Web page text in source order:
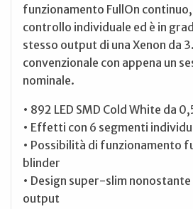
funzionamento FullOn continuo,
controllo individuale ed è in
stesso output di una Xenon da
convenzionale con appena un
nominale.
• 892 LED SMD Cold White da
• Effetti con 6 segmenti
• Possibilità di funzionamento
blinder
• Design super-slim
output